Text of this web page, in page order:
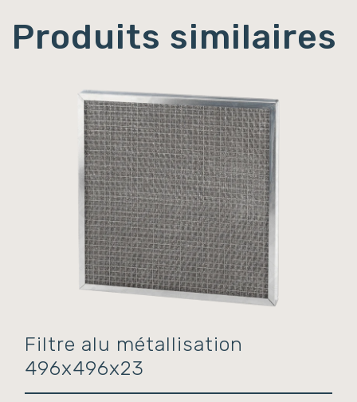
Produits similaires
Filtre alu métallisation
496x496x23